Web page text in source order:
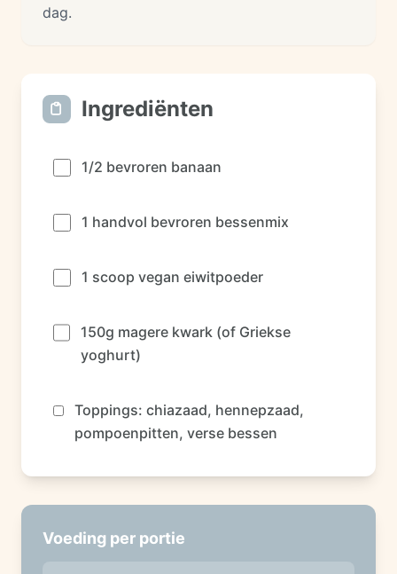
dag.
Ingrediënten
1/2 bevroren banaan
1 handvol bevroren bessenmix
1 scoop vegan eiwitpoeder
150g magere kwark (of Griekse
yoghurt)
Toppings: chiazaad, hennepzaad,
pompoenpitten, verse bessen
Voeding per portie